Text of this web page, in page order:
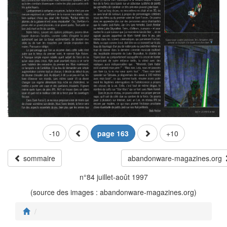
-10 page 163 +10
sommaire
abandonware-magazines.org
n°84 juillet-août 1997
(source des images : abandonware-magazines.org)